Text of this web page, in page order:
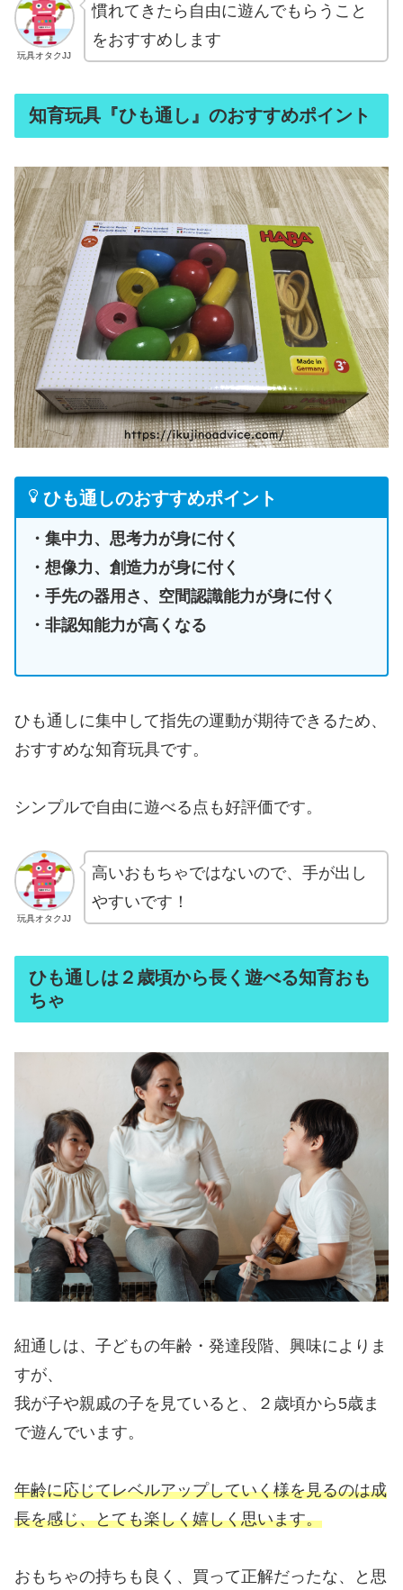
玩具オタクJJ
慣れてきたら自由に遊んでもらうこと
をおすすめします
知育玩具『ひも通し』のおすすめポイント
ひも通しのおすすめポイント
・集中力、思考力が身に付く
・想像力、創造力が身に付く
・手先の器用さ、空間認識能力が身に付く
・非認知能力が高くなる
ひも通しに集中して指先の運動が期待できるため、
おすすめな知育玩具です。
シンプルで自由に遊べる点も好評価です。
玩具オタクJJ
高いおもちゃではないので、手が出し
やすいです！
ひも通しは２歳頃から長く遊べる知育おも
ちゃ
紐通しは、子どもの年齢・発達段階、興味によりま
すが、
我が子や親戚の子を見ていると、２歳頃から5歳ま
で遊んでいます。
年齢に応じてレベルアップしていく様を見るのは成
長を感じ、とても楽しく嬉しく思います。
おもちゃの持ちも良く、買って正解だったな、と思